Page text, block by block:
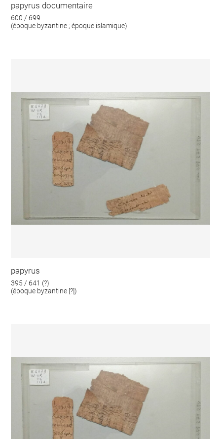
papyrus documentaire
600 / 699
(époque byzantine ; époque islamique)
papyrus
395 / 641 (?)
(époque byzantine [?])